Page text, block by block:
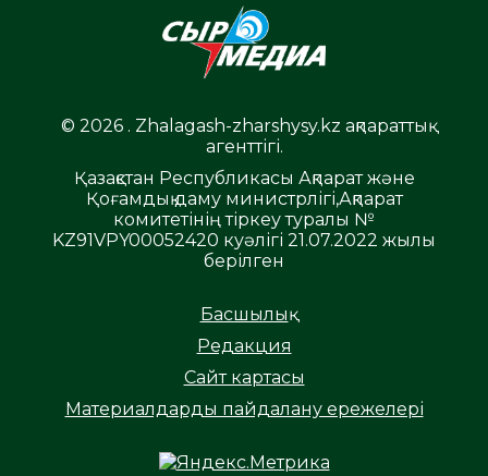
© 2026 . Zhalagash-zharshysy.kz ақпараттық
агенттігі.
Қазақстан Республикасы Ақпарат және
Қоғамдық даму министрлігі,Ақпарат
комитетінің тіркеу туралы №
KZ91VPY00052420 куәлігі 21.07.2022 жылы
берілген
Басшылық
Редакция
Сайт картасы
Материалдарды пайдалану ережелері